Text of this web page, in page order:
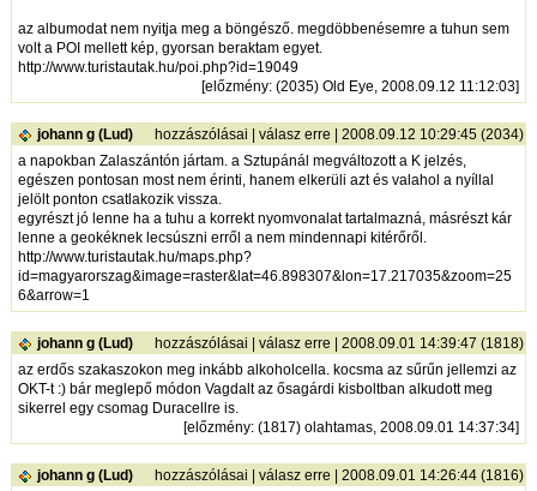
az albumodat nem nyitja meg a böngésző. megdöbbenésemre a tuhun sem
volt a POI mellett kép, gyorsan beraktam egyet.
http://www.turistautak.hu/poi.php?id=19049
[előzmény: (2035) Old Eye, 2008.09.12 11:12:03]
johann g (Lud) hozzászólásai |válasz erre | 2008.09.12 10:29:45 (2034)
a napokban Zalaszántón jártam. a Sztupánál megváltozott a K jelzés,
egészen pontosan most nem érinti, hanem elkerüli azt és valahol a nyíllal
jelölt ponton csatlakozik vissza.
egyrészt jó lenne ha a tuhu a korrekt nyomvonalat tartalmazná, másrészt kár
lenne a geokéknek lecsúszni erről a nem mindennapi kitérőről.
http://www.turistautak.hu/maps.php?
id=magyarorszag&image=raster&lat=46.898307&lon=17.217035&zoom=25
6&arrow=1
johann g (Lud) hozzászólásai |válasz erre | 2008.09.01 14:39:47 (1818)
az erdős szakaszokon meg inkább alkoholcella. kocsma az sűrűn jellemzi az
OKT-t :) bár meglepő módon Vagdalt az ősagárdi kisboltban alkudott meg
sikerrel egy csomag Duracellre is.
[előzmény: (1817) olahtamas, 2008.09.01 14:37:34]
johann g (Lud) hozzászólásai |válasz erre | 2008.09.01 14:26:44 (1816)